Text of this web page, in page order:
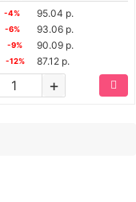
-4%
95.04 р.
-6%
93.06 р.
-9%
90.09 р.
-12% 87.12 р.
+